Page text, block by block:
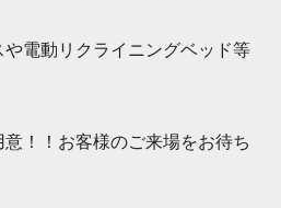
電動リクライニングベッド等
！！お客様のご来場をお待ち